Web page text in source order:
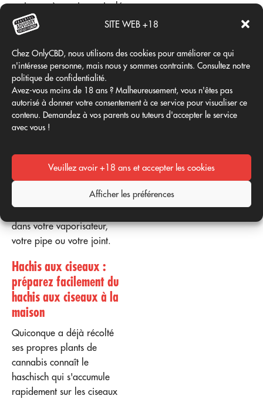
SITE WEB +18
Chez OnlyCBD, nous utilisons des cookies pour améliorer ce qui
n'intéresse personne, mais nous y sommes contraints. Consultez notre
politique de confidentialité.
Avez-vous moins de 18 ans ? Malheureusement, vous n'êtes pas
autorisé à donner votre consentement à ce service pour visualiser ce
contenu. Demandez à vos parents ou tuteurs d'accepter le service
avec vous !
Veuillez avoir +18 ans et accepter les cookies
Afficher les préférences
mains après avoir manipulé
des têtes de cannabis ou
récolté ses plants. Pour
fabriquer du haschisch, il
suffit de frotter les fleurs de
cannabis entre ses doigts.
C'est un peu salissant, mais
une fois les doigts frottés, on
obtient une boule de
friction et la chaleur
transfèrent la résine de
cannabis collante de la
plante à la peau. De là,
vous pouvez la transférer
dans votre vaporisateur,
votre pipe ou votre joint.
Hachis aux ciseaux :
préparez facilement du
hachis aux ciseaux à la
maison
Quiconque a déjà récolté
ses propres plants de
cannabis connaît le
haschisch qui s'accumule
rapidement sur les ciseaux